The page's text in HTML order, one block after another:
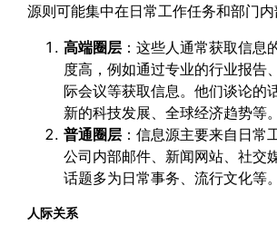
源则可能集中在日常工作任务和部门内
高端圈层 ：这些人通常获取信息
度高，例如通过专业的行业报告
际会议等获取信息。他们谈论的
新的科技发展、全球经济趋势等。
普通圈层 ：信息源主要来自日常
公司内部邮件、新闻网站、社交
话题多为日常事务、流行文化等。
人际关系